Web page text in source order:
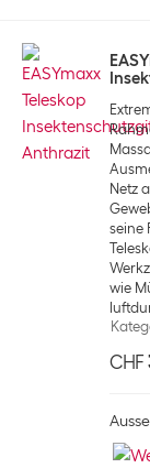
Netz
seine
wie
CHF